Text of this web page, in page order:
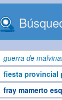
guerra de
fiesta provincial
fray mamerto